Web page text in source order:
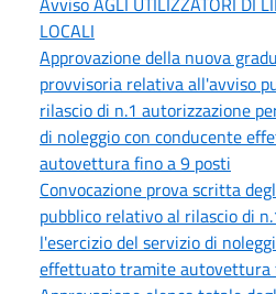
LOCALI
Approvazione della nuova
provvisoria relativa all'avviso
rilascio di n.1 autorizzazione
di noleggio con conducente
autovettura fino a 9 posti
Convocazione prova scritta
pubblico relativo al rilascio di
l'esercizio del servizio di
effettuato tramite autovettura